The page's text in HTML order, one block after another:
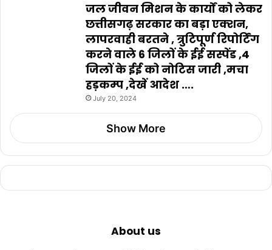
जल जीवन मिशन के कार्यों को लेकर
छत्तीसगढ़ सरकार का बड़ा एक्शन,
लापरवाही बरतने , त्रुटिपूर्ण रिपोर्टिंग
करने वाले 6 जिलों के ईई सस्पेंड ,4
जिलों के ईई को नोटिस जारी ,मचा
हड़कम्प ,देखें आदेश ….
July 20, 2024
Show More
About us